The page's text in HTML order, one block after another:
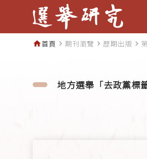
home首頁 navigate_next期刊瀏覽 navigate_next 歷期出版 navigate_next
地方選舉「去政黨標